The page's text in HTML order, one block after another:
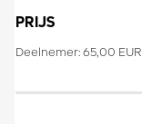
PRIJS
Deelnemer: 65,00 EUR